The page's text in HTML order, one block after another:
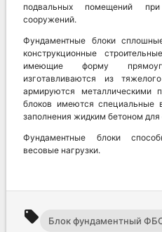
подвальных помещений
сооружений.
Фундаментные блоки
конструкционные
имеющие форму
изготавливаются из
армируются металлическими
блоков имеются специальные
заполнения жидким бетоном для
Фундаментные блоки
весовые нагрузки.
local_offer Блок фундаментный